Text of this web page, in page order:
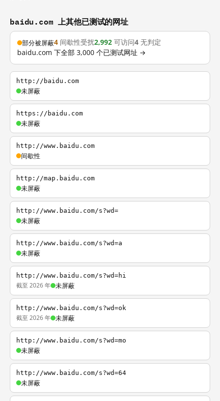
baidu.com 上其他已测试的网址
部分被屏蔽4 间歇性受扰2,992 可访问4 无判定
baidu.com 下全部 3,000 个已测试网址 →
http://baidu.com
未屏蔽
https://baidu.com
未屏蔽
http://www.baidu.com
间歇性
http://map.baidu.com
未屏蔽
http://www.baidu.com/s?wd=
未屏蔽
http://www.baidu.com/s?wd=a
未屏蔽
http://www.baidu.com/s?wd=hi
截至 2026 年 未屏蔽
http://www.baidu.com/s?wd=ok
截至 2026 年 未屏蔽
http://www.baidu.com/s?wd=mo
未屏蔽
http://www.baidu.com/s?wd=64
未屏蔽